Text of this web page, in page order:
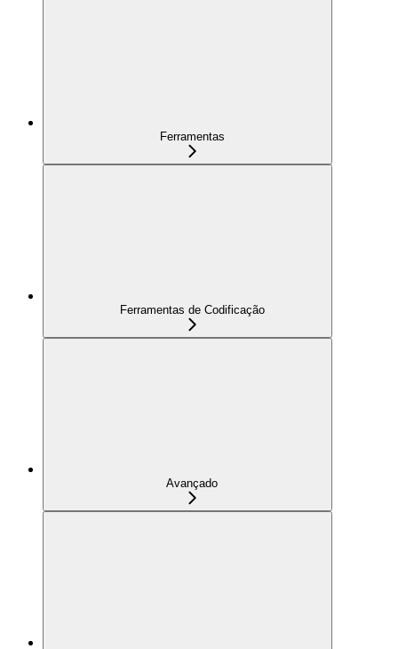
Ferramentas
Ferramentas de Codificação
Avançado